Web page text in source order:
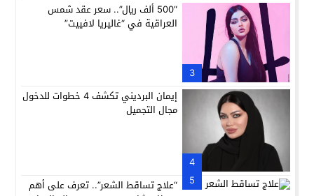
3
“500 ألف ريال”.. سعر عقد شمس
العراقية في “غاليريا لافييت”
4
إيمان البرديني تكشف 4 خطوات للدخول
مجال التجميل
5
“علاج تساقط الشعر”.. تعرف على أهم